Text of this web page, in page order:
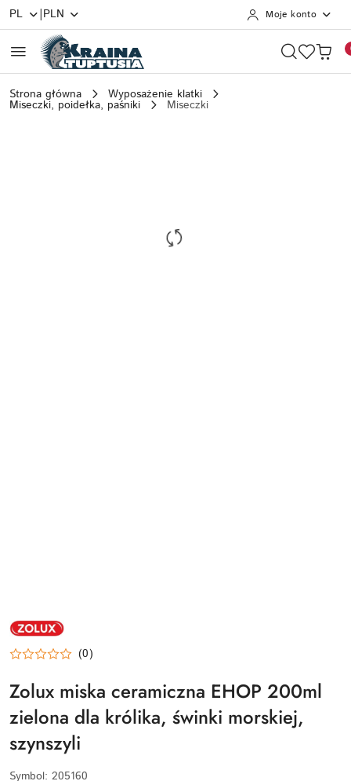
Przejdź do treści głównej
Przejdź do wyszukiwarki
Przejdź do moje konto
Przejdź do menu głównego
Przejdź do opisu produktu
Przejdź do stopki
PL |PLN Moje konto
Strona główna Wyposażenie klatki
Miseczki, poidełka, paśniki Miseczki
NAZWA
PRODUCENTA:
ZOLUX (0)
Zolux miska ceramiczna EHOP 200ml
zielona dla królika, świnki morskiej,
szynszyli
Symbol: 205160